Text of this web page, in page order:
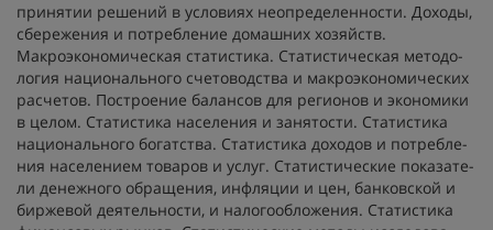
принятии решений в условиях неопределенности. Доходы,
сбережения и потребление домашних хозяйств.
Макроэкономическая статистика. Статистическая методо-
логия национального счетоводства и макроэкономических
расчетов. Построение балансов для регионов и экономики
в целом. Статистика населения и занятости. Статистика
национального богатства. Статистика доходов и потребле-
ния населением товаров и услуг. Статистические показате-
ли денежного обращения, инфляции и цен, банковской и
биржевой деятельности, и налогообложения. Статистика